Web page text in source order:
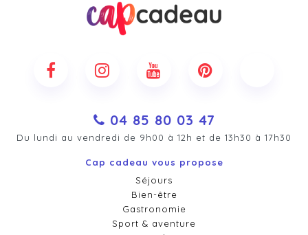
04 85 80 03 47
Du lundi au vendredi de 9h00 à 12h et de 13h30 à 17h30
Cap cadeau vous propose
Séjours
Bien-être
Gastronomie
Sport & aventure